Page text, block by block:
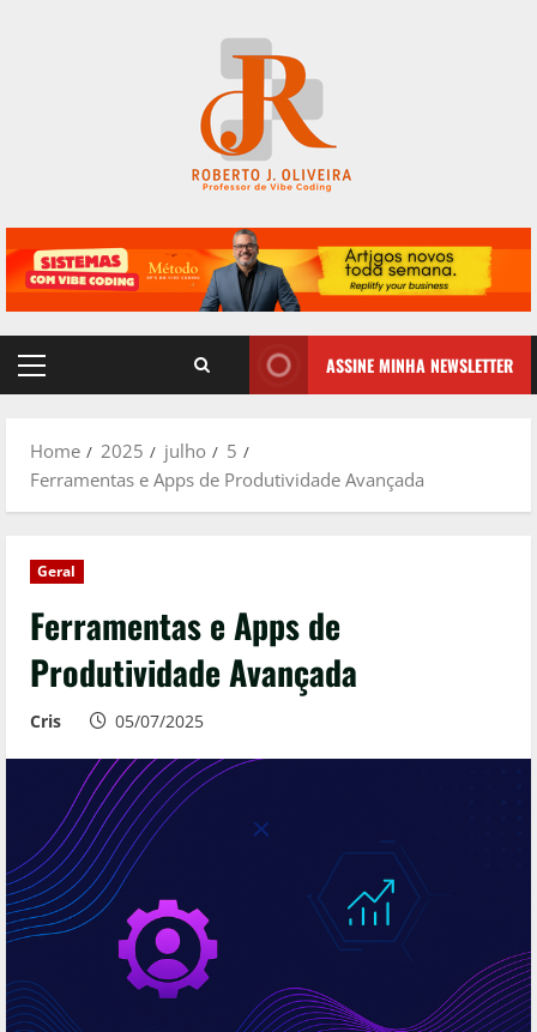
Primary
ASSINE MINHA NEWSLETTER
Home 2025 julho
5
Ferramentas e Apps de Produtividade Avançada
Geral
Ferramentas e Apps de
Produtividade Avançada
Cris 05/07/2025